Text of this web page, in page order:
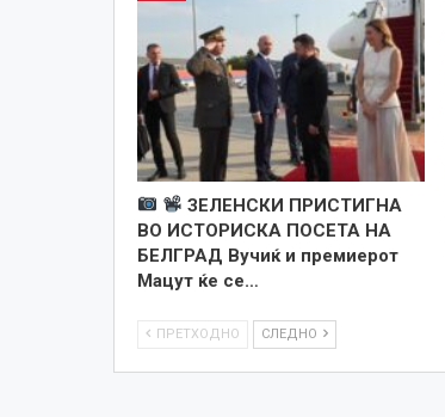
ЗЕЛЕНСКИ ПРИСТИГНА
ВО ИСТОРИСКА ПОСЕТА НА
БЕЛГРАД Вучиќ и премиерот
Мацут ќе се…
ПРЕТХОДНО СЛЕДНО